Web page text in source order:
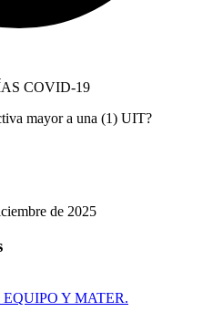
COVID-19
mayor a una (1) UIT?
de 2025
Y MATER.